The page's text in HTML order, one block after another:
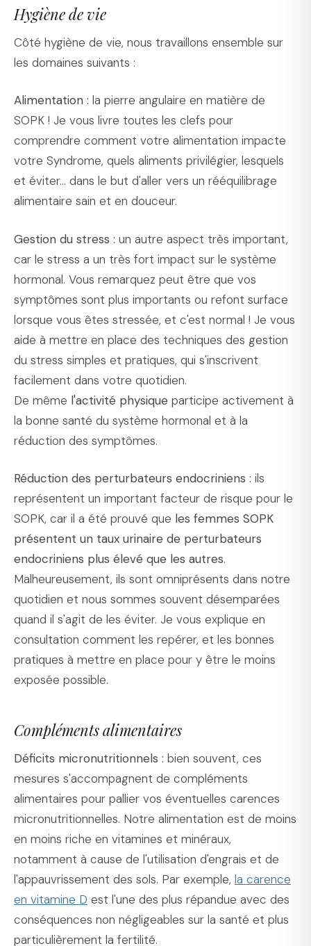
Hygiène de vie
Côté hygiène de vie, nous travaillons ensemble sur
les domaines suivants :
Alimentation : la pierre angulaire en matière de
SOPK ! Je vous livre toutes les clefs pour
comprendre comment votre alimentation impacte
votre Syndrome, quels aliments privilégier, lesquels
et éviter... dans le but d'aller vers un rééquilibrage
alimentaire sain et en douceur.
Gestion du stress : un autre aspect très important,
car le stress a un très fort impact sur le système
hormonal. Vous remarquez peut être que vos
symptômes sont plus importants ou refont surface
lorsque vous êtes stressée, et c'est normal ! Je vous
aide à mettre en place des techniques des gestion
du stress simples et pratiques, qui s'inscrivent
facilement dans votre quotidien.
De même l'activité physique participe activement à
la bonne santé du système hormonal et à la
réduction des symptômes.
Réduction des perturbateurs endocriniens : ils
représentent un important facteur de risque pour le
SOPK, car il a été prouvé que les femmes SOPK
présentent un taux urinaire de perturbateurs
endocriniens plus élevé que les autres.
Malheureusement, ils sont omniprésents dans notre
quotidien et nous sommes souvent désemparées
quand il s'agit de les éviter. Je vous explique en
consultation comment les repérer, et les bonnes
pratiques à mettre en place pour y être le moins
exposée possible.
Compléments alimentaires
Déficits micronutritionnels : bien souvent, ces
mesures s'accompagnent de compléments
alimentaires pour pallier vos éventuelles carences
micronutritionnelles. Notre alimentation est de moins
en moins riche en vitamines et minéraux,
notamment à cause de l'utilisation d'engrais et de
l'appauvrissement des sols. Par exemple, la carence
en vitamine D est l'une des plus répandue avec des
conséquences non négligeables sur la santé et plus
particulièrement la fertilité.